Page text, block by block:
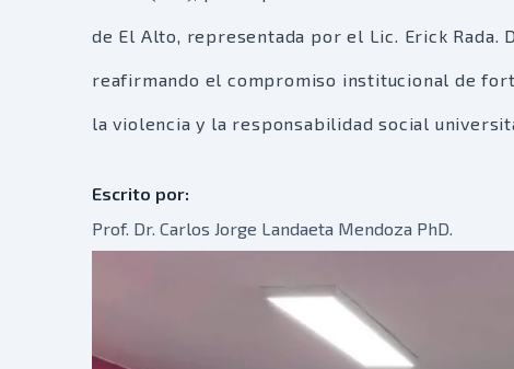
de El Alto, representada por el Lic. Erick Rada.
reafirmando el compromiso institucional de
la violencia y la responsabilidad social
Escrito por:
Prof. Dr. Carlos Jorge Landaeta Mendoza PhD.